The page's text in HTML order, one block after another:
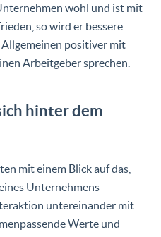
wohl und ist mit
so wird er bessere
positiver mit
Arbeitgeber sprechen.
hinter dem
mit einem Blick auf das,
Unternehmens
untereinander mit
Werte und